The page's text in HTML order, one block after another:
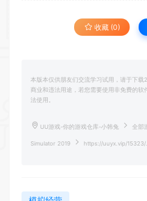
收藏 (0)
本版本仅供朋友们交流学习试用，请于下
商业和违法用途，若您需要使用非免费的软
法使用。
UU游戏-你的游戏仓库-小韩兔 全部
Simulator 2019 https://uuyx.vip/15323/